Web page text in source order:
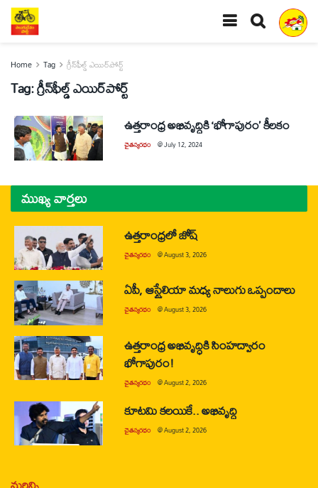
Home Tag గ్రీన్‌ఫీల్డ్‌ ఎయిర్‌పోర్ట్‌
Tag:గ్రీన్‌ఫీల్డ్‌ ఎయిర్‌పోర్ట్‌
ఉత్తరాంధ్ర అభివృద్ధికి ‘భోగాపురం’ కీలకం
చైతన్యరధం @July 12, 2024
ముఖ్య వార్తలు
ఉత్తరాంధ్రలో జోష్
చైతన్యరధం @August 3, 2026
ఏపీ, ఆస్ట్రేలియా మధ్య నాలుగు ఒప్పందాలు
చైతన్యరధం @August 3, 2026
ఉత్తరాంధ్ర అభివృద్ధికి సింహద్వారం
భోగాపురం!
చైతన్యరధం @August 2, 2026
కూటమి కలయికే.. అభివృద్ధి
చైతన్యరధం @August 2, 2026